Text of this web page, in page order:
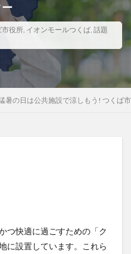
役所, イオンモールつくば, 話題
暑の日は公共施設で涼しもう! つくば
つ快適に過ごすための「ク
に設置しています。これら